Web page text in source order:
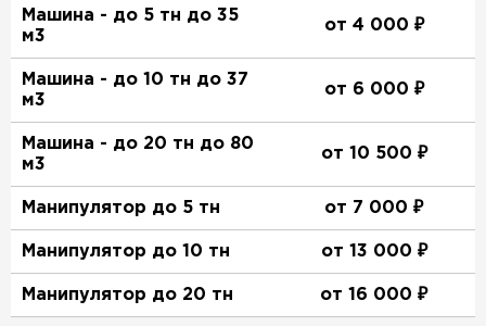
Машина - до 5 тн до 35
м3
от 4 000 ₽
Машина - до 10 тн до 37
м3
от 6 000 ₽
Машина - до 20 тн до 80
м3
от 10 500 ₽
Манипулятор до 5 тн от 7 000 ₽
Манипулятор до 10 тн от 13 000 ₽
Манипулятор до 20 тн от 16 000 ₽